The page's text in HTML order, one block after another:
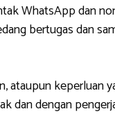
WhatsApp dan
bertugas dan
ataupun keperluan
dan dengan